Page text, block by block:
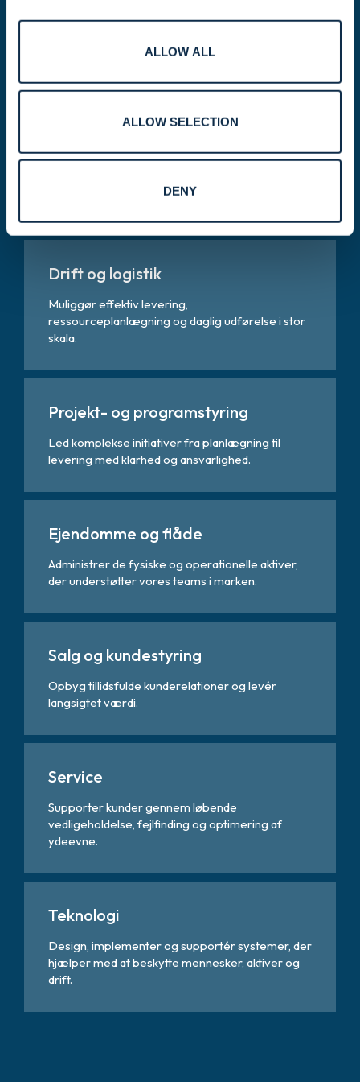
ALLOW ALL
ALLOW SELECTION
DENY
Hjælp med at sikre etisk drift, tilpasning af
lovgivningen og ansvarlig risikostyring.
Marketing, kommunikation og PR
Fortæl vores historie, styrk vores brand og
engager vores publikum globalt og lokalt.
Drift og logistik
Muliggør effektiv levering,
ressourceplanlægning og daglig udførelse i stor
skala.
Projekt- og programstyring
Led komplekse initiativer fra planlægning til
levering med klarhed og ansvarlighed.
Ejendomme og flåde
Administrer de fysiske og operationelle aktiver,
der understøtter vores teams i marken.
Salg og kundestyring
Opbyg tillidsfulde kunderelationer og levér
langsigtet værdi.
Service
Supporter kunder gennem løbende
vedligeholdelse, fejlfinding og optimering af
ydeevne.
Teknologi
Design, implementer og supportér systemer, der
hjælper med at beskytte mennesker, aktiver og
drift.